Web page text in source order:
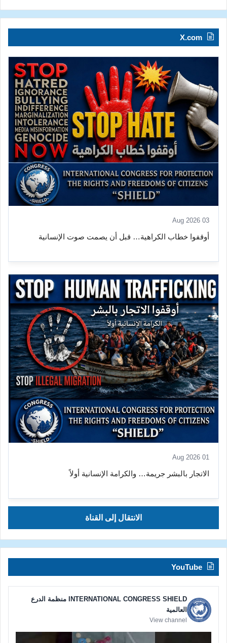
X.com
03 Aug 2026
أوقفوا خطاب الكراهية… قبل أن يصمت صوت الإنسانية
01 Aug 2026
الاتجار بالبشر جريمة… والكرامة الإنسانية أولاً
الانتقال إلى القناة
YouTube
INTERNATIONAL CONGRESS SHIELD منظمة الدرع
العالمية
View channel